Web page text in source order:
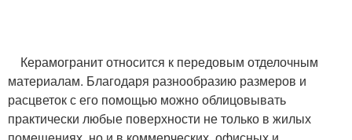
Керамогранит относится к передовым отделочным
материалам. Благодаря разнообразию размеров и
расцветок с его помощью можно облицовывать
практически любые поверхности не только в жилых